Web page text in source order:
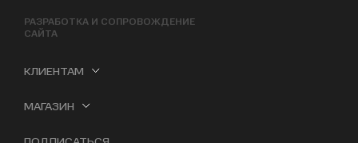
РАЗРАБОТКА И СОПРОВОЖДЕНИЕ
САЙТА
КЛИЕНТАМ
МАГАЗИН